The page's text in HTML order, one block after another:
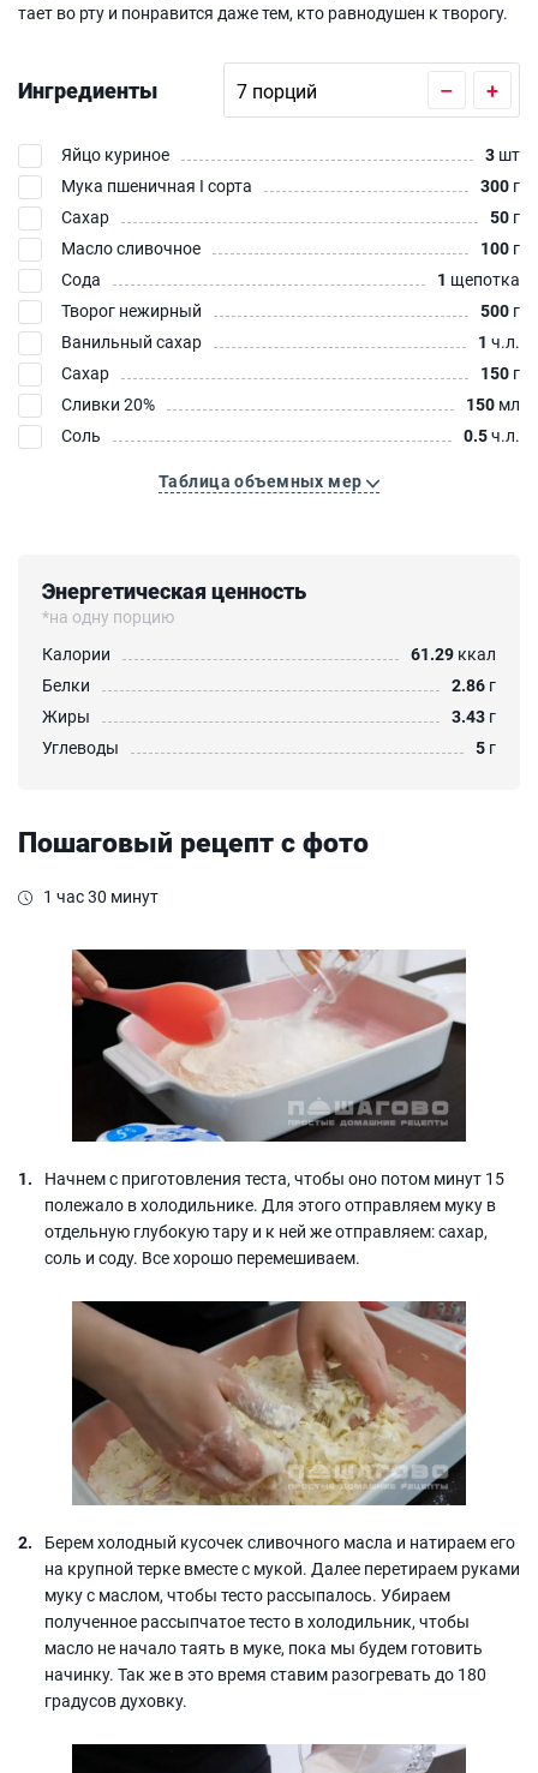
тает во рту и понравится даже тем, кто равнодушен к творогу.
Ингредиенты – +
Яйцо куриное 3 шт
Мука пшеничная I сорта
300 г
Сахар
50 г
Масло сливочное
100 г
Сода
1 щепотка
Творог нежирный
500 г
Ванильный сахар
1 ч.л.
Сахар
150 г
Сливки 20%
150 мл
Соль
0.5ч.л.
Таблица объемных мер
Энергетическая ценность
*на одну порцию
Калории
61.29 ккал
Белки
2.86 г
Жиры
3.43 г
Углеводы
5 г
Пошаговый рецепт с фото
1 час 30 минут
Начнем с приготовления теста, чтобы оно потом минут 15
полежало в холодильнике. Для этого отправляем муку в
отдельную глубокую тару и к ней же отправляем: сахар,
соль и соду. Все хорошо перемешиваем.
Берем холодный кусочек сливочного масла и натираем его
на крупной терке вместе с мукой. Далее перетираем руками
муку с маслом, чтобы тесто рассыпалось. Убираем
полученное рассыпчатое тесто в холодильник, чтобы
масло не начало таять в муке, пока мы будем готовить
начинку. Так же в это время ставим разогревать до 180
градусов духовку.